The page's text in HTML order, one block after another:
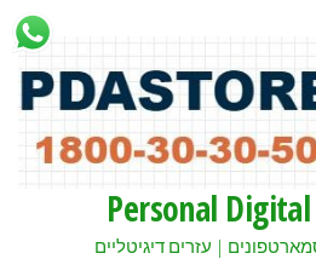
Personal
| עזרים דיגיטליים